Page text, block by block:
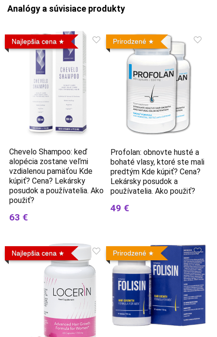
Analógy a súvisiace produkty
Najlepšia cena
Chevelo Shampoo: keď
alopécia zostane veľmi
vzdialenou pamäťou Kde
kúpiť? Cena? Lekársky
posudok a používatelia. Ako
použiť?
63 €
Prirodzené
Profolan: obnovte husté a
bohaté vlasy, ktoré ste mali
predtým Kde kúpiť? Cena?
Lekársky posudok a
používatelia. Ako použiť?
49 €
Najlepšia cena Prirodzené